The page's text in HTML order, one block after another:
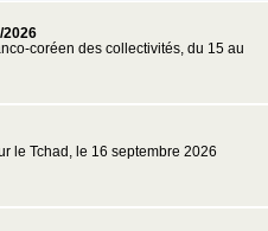
2026
coréen des collectivités, du 15 au
le Tchad, le 16 septembre 2026